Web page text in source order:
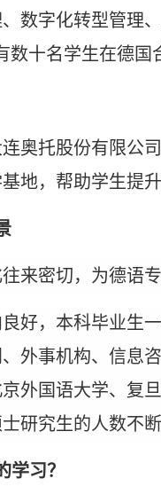
数字化转型管理
数十名学生在德国
奥托股份有限公
地，帮助学生提
来密切，为德语
好，本科毕业生
外事机构、信息
外国语大学、复
研究生的人数不断
学习？